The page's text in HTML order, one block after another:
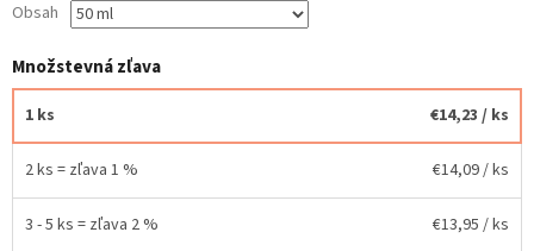
Obsah
Množstevná zľava
1 ks €14,23 / ks
2 ks = zľava 1 % €14,09/ ks
3 - 5 ks = zľava 2 % €13,95 / ks